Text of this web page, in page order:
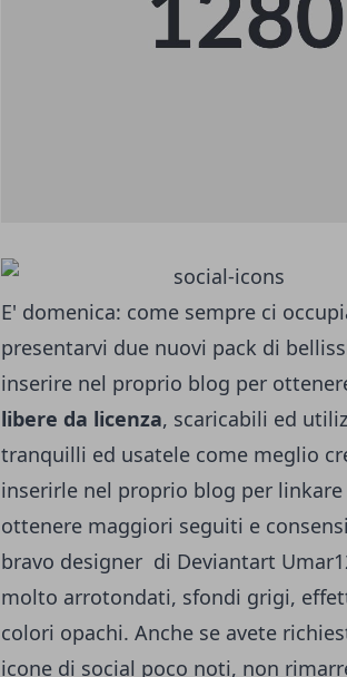
E' domenica: come sempre ci
presentarvi due nuovi pack di
inserire nel proprio blog per
libere da licenza, scaricabili ed
tranquilli ed usatele come meglio
inserirle nel proprio blog per
ottenere maggiori seguiti e
bravo designer di Deviantart
molto arrotondati, sfondi grigi,
colori opachi. Anche se avete
icone di social poco noti, non